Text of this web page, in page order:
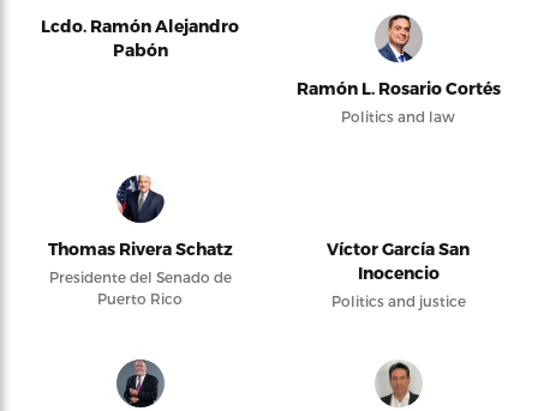
Lcdo. Ramón Alejandro
Pabón
Ramón L. Rosario Cortés
Politics and law
Thomas Rivera Schatz
Presidente del Senado de
Puerto Rico
Víctor García San
Inocencio
Politics and justice